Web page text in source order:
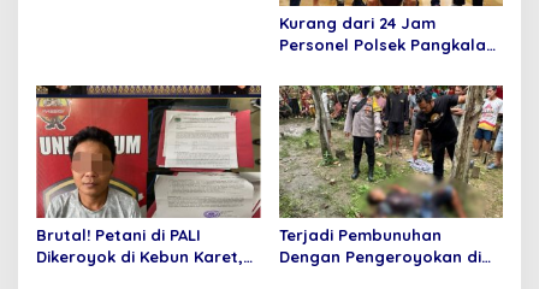
Kurang dari 24 Jam
Personel Polsek Pangkalan
Pelaku Pembunuhan yang
Terjadi di Desa Pulauwan
Brutal! Petani di PALI
Dikeroyok di Kebun Karet,
Terjadi Pembunuhan
Dengan Pengeroyokan di